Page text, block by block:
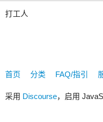
打工人
首页 分类 FAQ/指引
采用 Discourse，启用